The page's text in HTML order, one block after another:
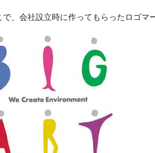
で、会社設立時に作ってもらったロゴマ